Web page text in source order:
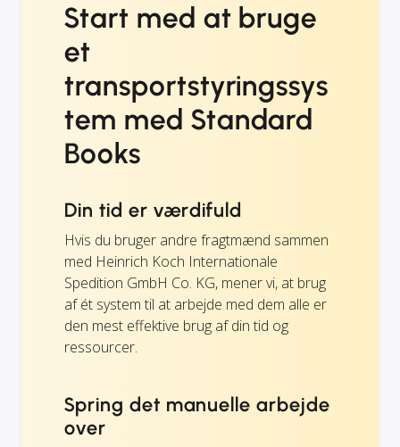
Start med at bruge
et
transportstyringssys
tem med Standard
Books
Din tid er værdifuld
Hvis du bruger andre fragtmænd sammen
med Heinrich Koch Internationale
Spedition GmbH Co. KG, mener vi, at brug
af ét system til at arbejde med dem alle er
den mest effektive brug af din tid og
ressourcer.
Spring det manuelle arbejde
over